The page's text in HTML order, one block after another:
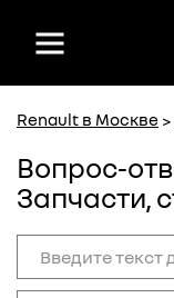
официальный дилер Renault
официальный дилер Renault
Renault в Москве
Вопрос-
Запчасти,